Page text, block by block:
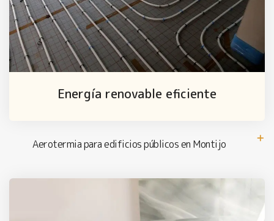
Energía renovable eficiente
Aerotermia para edificios públicos en Montijo